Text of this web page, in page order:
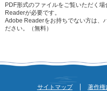
PDF形式のファイルをご覧いただく
Readerが必要です。
Adobe Readerをお持ちでない方は、
ださい。（無料）
サイトマップ 著作権